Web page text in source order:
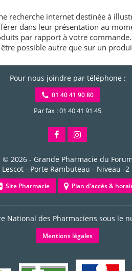
recherche internet destinée à
dans leur présentation au
par rapport à votre
possible autre que sur un
Pour nous joindre par téléphone :
01 40 41 90 80
Par fax : 01 40 41 91 45
© 2026 - Grande Pharmacie du Forum
- Porte Rambuteau - Niveau -2
Site Pharmacie Plan d'accès &
National des Pharmaciens sous le
Mentions légales